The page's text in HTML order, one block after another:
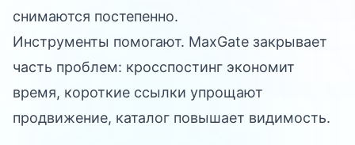
снимаются постепенно.
Инструменты помогают. MaxGate закрывает
часть проблем: кросспостинг экономит
время, короткие ссылки упрощают
продвижение, каталог повышает видимость.